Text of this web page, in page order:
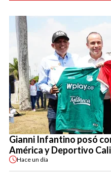
Gianni Infantino posó
América y Deportivo
Haceun día